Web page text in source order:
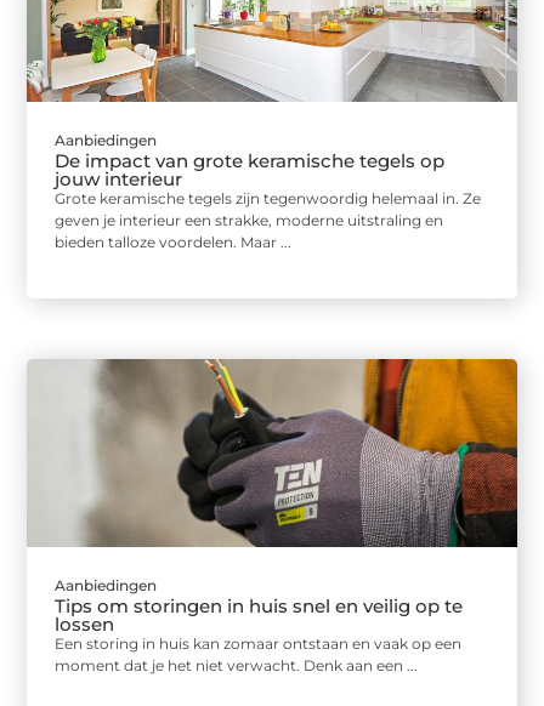
Aanbiedingen
De impact van grote keramische tegels op
jouw interieur
Grote keramische tegels zijn tegenwoordig helemaal in. Ze
geven je interieur een strakke, moderne uitstraling en
bieden talloze voordelen. Maar ...
Aanbiedingen
Tips om storingen in huis snel en veilig op te
lossen
Een storing in huis kan zomaar ontstaan en vaak op een
moment dat je het niet verwacht. Denk aan een ...